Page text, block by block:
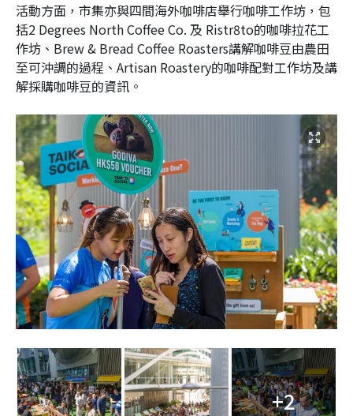
活動方面，市集亦與四間海外咖啡店舉行咖啡工作坊，包
括2 Degrees North Coffee Co. 及 Ristr8to的咖啡拉花工
作坊、Brew & Bread Coffee Roasters講解咖啡豆由農田
至可沖調的過程、Artisan Roastery的咖啡配對工作坊及講
解採購咖啡豆的資訊。
+2